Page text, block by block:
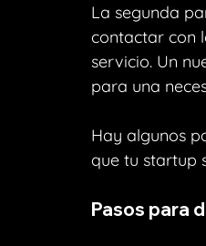
La segunda
contactar con
servicio. Un
para una
Hay algunos
que tu startup
Pasos para